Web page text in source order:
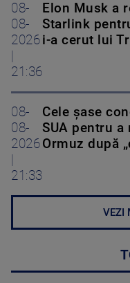
08-
08-
2026
21:36
Elon Musk a
Starlink
i-a cerut lui
08-
08-
2026
21:33
Cele șase
SUA pentru
Ormuz după
VEZI